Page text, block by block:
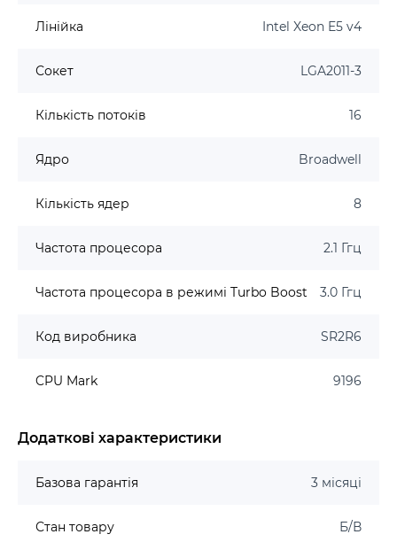
Лінійка Intel Xeon E5 v4
Сокет LGA2011-3
Кількість потоків 16
Ядро Broadwell
Кількість ядер 8
Частота процесора 2.1 Ггц
Частота процесора в режимі Turbo Boost 3.0 Ггц
Код виробника SR2R6
CPU Mark 9196
Додаткові характеристики
Базова гарантія 3 місяці
Стан товару Б/В